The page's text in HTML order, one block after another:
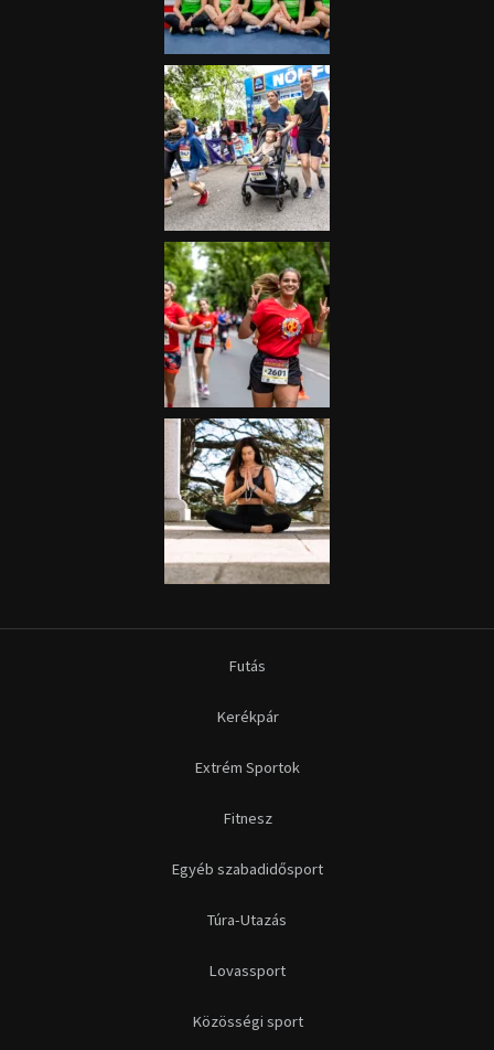
Futás
Kerékpár
Extrém Sportok
Fitnesz
Egyéb szabadidősport
Túra-Utazás
Lovassport
Közösségi sport